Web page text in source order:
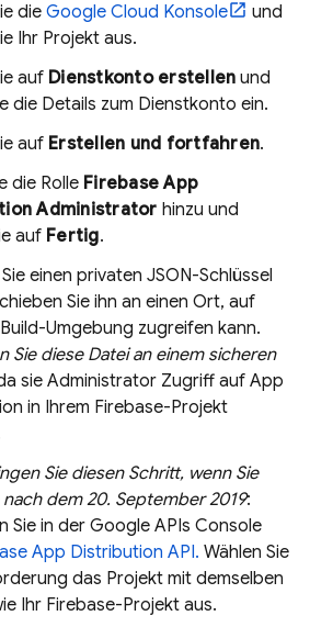
die Google Cloud Konsole
und
Ihr Projekt aus.
auf Dienstkonto erstellen und
die Details zum Dienstkonto ein.
auf Erstellen und fortfahren.
die Rolle Firebase App
Administrator hinzu und
auf Fertig.
einen privaten JSON-Schlüssel
Sie ihn an einen Ort, auf
Umgebung zugreifen kann.
Sie diese Datei an einem sicheren
sie Administrator Zugriff auf App
in Ihrem Firebase-Projekt
Sie diesen Schritt, wenn Sie
dem 20. September 2019:
Sie in der Google APIs Console
App Distribution API. Wählen Sie
das Projekt mit demselben
Ihr Firebase-Projekt aus.